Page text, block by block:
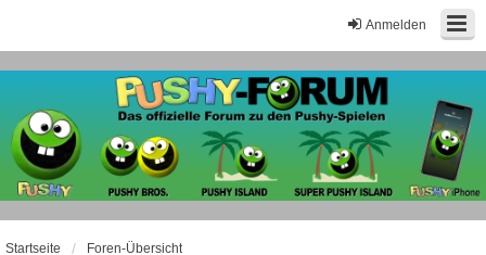
Anmelden
Startseite Foren-Übersicht